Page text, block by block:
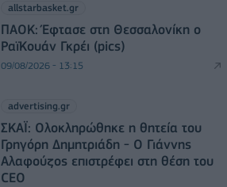
allstarbasket.gr
ΠΑΟΚ: Έφτασε στη Θεσσαλονίκη ο
ΡαϊΚουάν Γκρέι (pics)
09/08/2026 - 13:15
advertising.gr
ΣΚΑΪ: Ολοκληρώθηκε η θητεία του
Γρηγόρη Δημητριάδη - Ο Γιάννης
Αλαφούζος επιστρέφει στη θέση του
CEO